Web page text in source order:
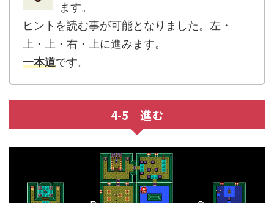
ます。
ヒントを読む事が可能となりました。左・
上・上・右・上に進みます。
一本道です。
4-5 進む